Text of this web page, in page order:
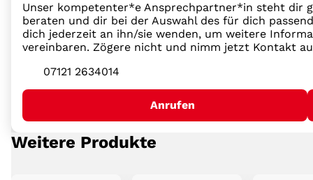
Unser kompetenter*e Ansprechpartner*in steht dir
beraten und dir bei der Auswahl des für dich
dich jederzeit an ihn/sie wenden, um weitere
vereinbaren. Zögere nicht und nimm jetzt Kontakt
07121 2634014
Anrufen
Weitere Produkte